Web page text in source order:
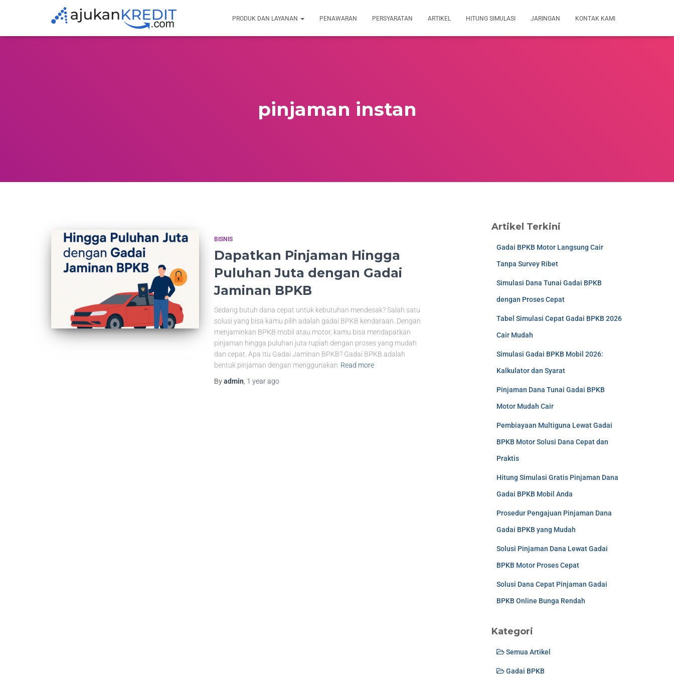
PRODUK DAN LAYANAN PENAWARAN PERSYARATAN ARTIKEL HITUNG SIMULASI JARINGAN KONTAK KAMI
pinjaman instan
BISNIS
Dapatkan Pinjaman Hingga
Puluhan Juta dengan Gadai
Jaminan BPKB
Sedang butuh dana cepat untuk kebutuhan mendesak? Salah satu
solusi yang bisa kamu pilih adalah gadai BPKB kendaraan. Dengan
menjaminkan BPKB mobil atau motor, kamu bisa mendapatkan
pinjaman hingga puluhan juta rupiah dengan proses yang mudah
dan cepat. Apa Itu Gadai Jaminan BPKB? Gadai BPKB adalah
bentuk pinjaman dengan menggunakan Read more
Byadmin 1 yearago
Artikel Terkini
Gadai BPKB Motor Langsung Cair
Tanpa Survey Ribet
Simulasi Dana Tunai Gadai BPKB
dengan Proses Cepat
Tabel Simulasi Cepat Gadai BPKB 2026
Cair Mudah
Simulasi Gadai BPKB Mobil 2026:
Kalkulator dan Syarat
Pinjaman Dana Tunai Gadai BPKB
Motor Mudah Cair
Pembiayaan Multiguna Lewat Gadai
BPKB Motor Solusi Dana Cepat dan
Praktis
Hitung Simulasi Gratis Pinjaman Dana
Gadai BPKB Mobil Anda
Prosedur Pengajuan Pinjaman Dana
Gadai BPKB yang Mudah
Solusi Pinjaman Dana Lewat Gadai
BPKB Motor Proses Cepat
Solusi Dana Cepat Pinjaman Gadai
BPKB Online Bunga Rendah
Kategori
Semua Artikel
Gadai BPKB